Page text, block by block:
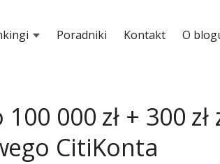
Poradniki Kontakt O
000 zł + 300 zł
CitiKonta